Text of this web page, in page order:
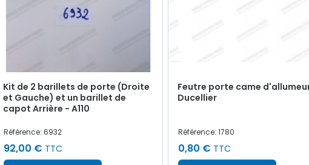
Kit de 2 barillets de porte (Droite
et Gauche) et un barillet de
capot Arrière - A110
Référence: 6932
92,00 € TTC
Feutre porte came
Ducellier
Référence: 1780
0,80 € TTC